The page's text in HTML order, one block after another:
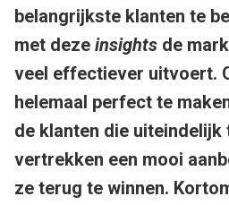
belangrijkste klanten te
met deze insights de
veel effectiever uitvoert.
helemaal perfect te
de klanten die
vertrekken een mooi
ze terug te winnen.